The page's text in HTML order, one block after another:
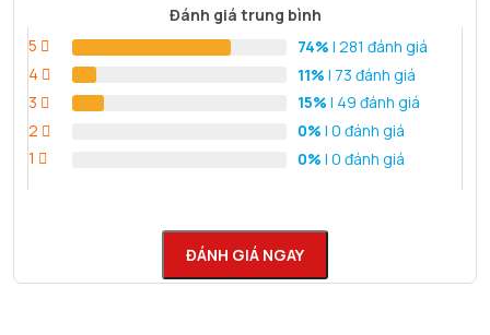
Đánh giá trung bình
5
74% | 281 đánh giá
4
11% | 73 đánh giá
3
15% | 49 đánh giá
2
0% | 0 đánh giá
1
0% | 0 đánh giá
ĐÁNH GIÁ NGAY